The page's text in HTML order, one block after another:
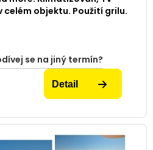
celém objektu. Použití grilu.
se na jiný termín?
Detail